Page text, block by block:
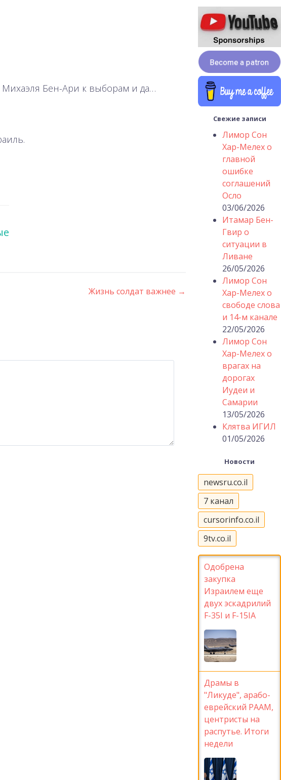
Бен-Ари к выборам и да…
Жизнь солдат важнее →
Свежие записи
Лимор Сон
Хар-Мелех о
главной
ошибке
соглашений
Осло
03/06/2026
Итамар Бен-
Гвир о
ситуации в
Ливане
26/05/2026
Лимор Сон
Хар-Мелех о
свободе слова
и 14-м канале
22/05/2026
Лимор Сон
Хар-Мелех о
врагах на
дорогах
Иудеи и
Самарии
13/05/2026
Клятва ИГИЛ
01/05/2026
Новости
newsru.co.il
7 канал
cursorinfo.co.il
9tv.co.il
Одобрена
закупка
Израилем еще
двух эскадрилий
F-35I и F-15IA
Драмы в
"Ликуде", арабо-
еврейский РААМ,
центристы на
распутье. Итоги
недели